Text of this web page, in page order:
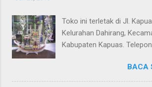
Toko ini terletak di Jl.
Kelurahan Dahirang,
Kabupaten Kapuas.
khas Kapuas seperti
terbuat dari getah nyatu
BACA